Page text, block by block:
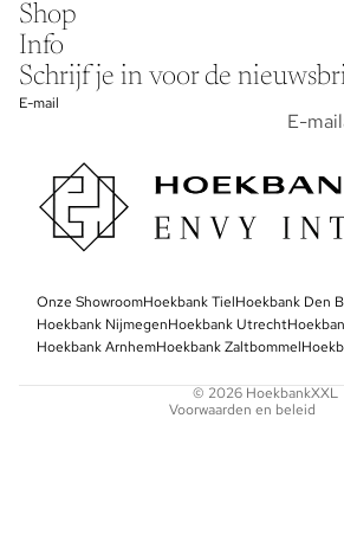
Shop
Info
Schrijf je in voor de
E-mail
Onze ShowroomHoekbank TielHoekbank Den
Hoekbank NijmegenHoekbank Utrecht
Hoekbank ArnhemHoekbank Zaltbommel
© 2026 HoekbankXXL
Voorwaarden en beleid
Algemene voorwaarden
Contactgegevens